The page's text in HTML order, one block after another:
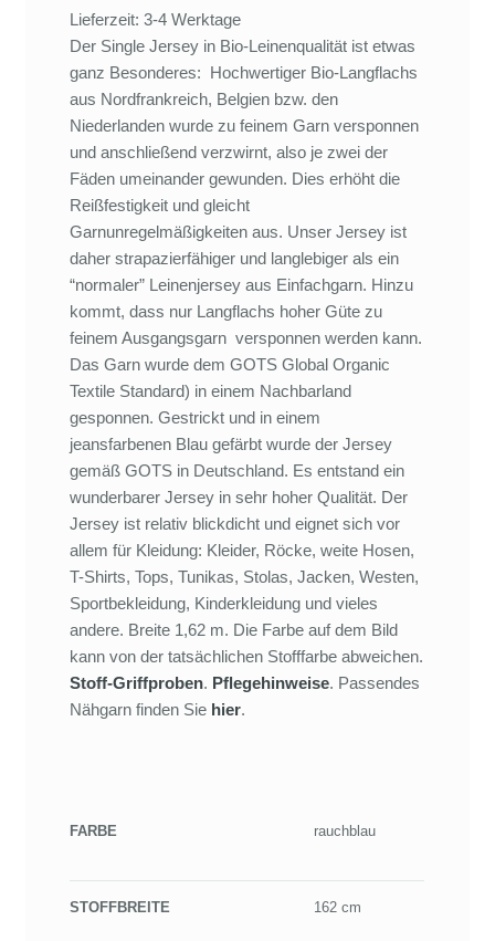
Lieferzeit: 3-4 Werktage
Der Single Jersey in Bio-Leinenqualität ist etwas
ganz Besonderes: Hochwertiger Bio-Langflachs
aus Nordfrankreich, Belgien bzw. den
Niederlanden wurde zu feinem Garn versponnen
und anschließend verzwirnt, also je zwei der
Fäden umeinander gewunden. Dies erhöht die
Reißfestigkeit und gleicht
Garnunregelmäßigkeiten aus. Unser Jersey ist
daher strapazierfähiger und langlebiger als ein
“normaler” Leinenjersey aus Einfachgarn. Hinzu
kommt, dass nur Langflachs hoher Güte zu
feinem Ausgangsgarn versponnen werden kann.
Das Garn wurde dem GOTS Global Organic
Textile Standard) in einem Nachbarland
gesponnen. Gestrickt und in einem
jeansfarbenen Blau gefärbt wurde der Jersey
gemäß GOTS in Deutschland. Es entstand ein
wunderbarer Jersey in sehr hoher Qualität. Der
Jersey ist relativ blickdicht und eignet sich vor
allem für Kleidung: Kleider, Röcke, weite Hosen,
T-Shirts, Tops, Tunikas, Stolas, Jacken, Westen,
Sportbekleidung, Kinderkleidung und vieles
andere. Breite 1,62 m. Die Farbe auf dem Bild
kann von der tatsächlichen Stofffarbe abweichen.
Stoff-Griffproben. Pflegehinweise. Passendes
Nähgarn finden Sie hier.
FARBE rauchblau
STOFFBREITE 162 cm